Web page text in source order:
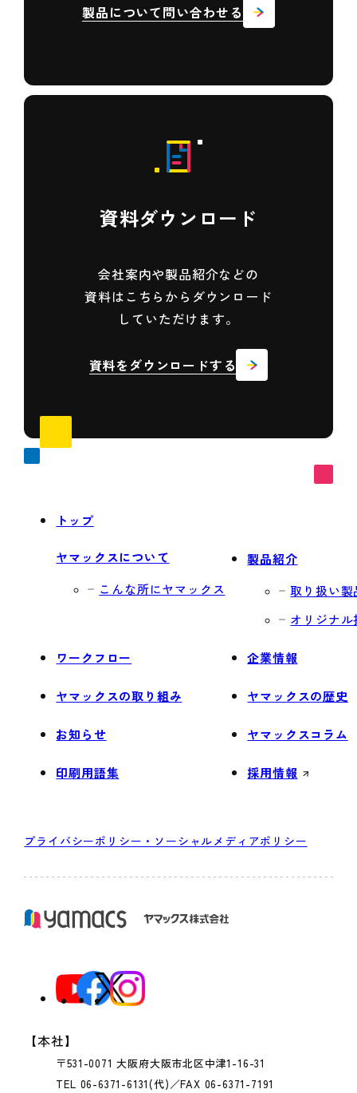
製品について問い合わせる
資料ダウンロード
会社案内や製品紹介などの
資料は こちらからダウンロード
していただけます。
資料をダウンロードする
トップ
ヤマックスについて
こんな所にヤマックス
製品紹介
取り扱い製
オリジナル
ワークフロー 企業情報
ヤマックスの取り組み ヤマックスの歴史
お知らせ ヤマックスコラム
印刷用語集 採用情報
プライバシーポリシー・ソーシャルメディアポリシー
【本社】
〒531-0071 大阪府大阪市北区中津1-16-31
TEL 06-6371-6131(代)／FAX 06-6371-7191